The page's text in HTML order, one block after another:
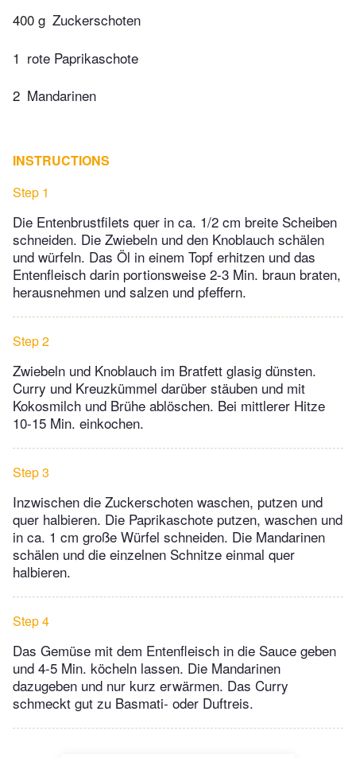
400 g Zuckerschoten
1 rote Paprikaschote
2 Mandarinen
INSTRUCTIONS
Step 1
Die Entenbrustfilets quer in ca. 1/2 cm breite Scheiben
schneiden. Die Zwiebeln und den Knoblauch schälen
und würfeln. Das Öl in einem Topf erhitzen und das
Entenfleisch darin portionsweise 2-3 Min. braun braten,
herausnehmen und salzen und pfeffern.
Step 2
Zwiebeln und Knoblauch im Bratfett glasig dünsten.
Curry und Kreuzkümmel darüber stäuben und mit
Kokosmilch und Brühe ablöschen. Bei mittlerer Hitze
10-15 Min. einkochen.
Step 3
Inzwischen die Zuckerschoten waschen, putzen und
quer halbieren. Die Paprikaschote putzen, waschen und
in ca. 1 cm große Würfel schneiden. Die Mandarinen
schälen und die einzelnen Schnitze einmal quer
halbieren.
Step 4
Das Gemüse mit dem Entenfleisch in die Sauce geben
und 4-5 Min. köcheln lassen. Die Mandarinen
dazugeben und nur kurz erwärmen. Das Curry
schmeckt gut zu Basmati- oder Duftreis.